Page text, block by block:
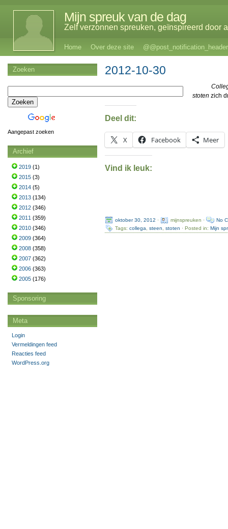
Mijn spreuk van de dag
Zelf verzonnen spreuken, geïnspireerd door
Home Over deze site @@post_notification_header
2012-10-30
stoten zich
Deel dit:
X Facebook Meer
Vind ik leuk:
oktober 30, 2012 · mijnspreuken ·
No
Tags: collega steen stoten · Posted in: Mijn
Zoeken
Aangepast zoeken
Archief
2019 (1)
2015 (3)
2014 (5)
2013 (134)
2012 (346)
2011 (359)
2010 (346)
2009 (364)
2008 (358)
2007 (362)
2006 (363)
2005 (176)
Sponsoring
Meta
Login
Vermeldingen feed
Reacties feed
WordPress.org